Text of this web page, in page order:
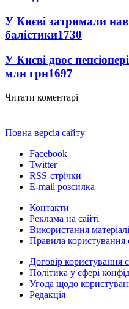
У Києві затримали
балістики1730
У Києві двоє
млн грн1697
Читати коментарі
Повна версія сайту
Facebook
Twitter
RSS-стрічки
E-mail розсилка
Контакти
Реклама на сайті
Використання
Правила користування
Договір користування
Політика у сфері
Угода щодо
Редакція